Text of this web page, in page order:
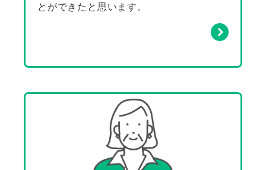
とができたと思います。